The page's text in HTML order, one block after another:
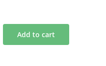
Add to cart